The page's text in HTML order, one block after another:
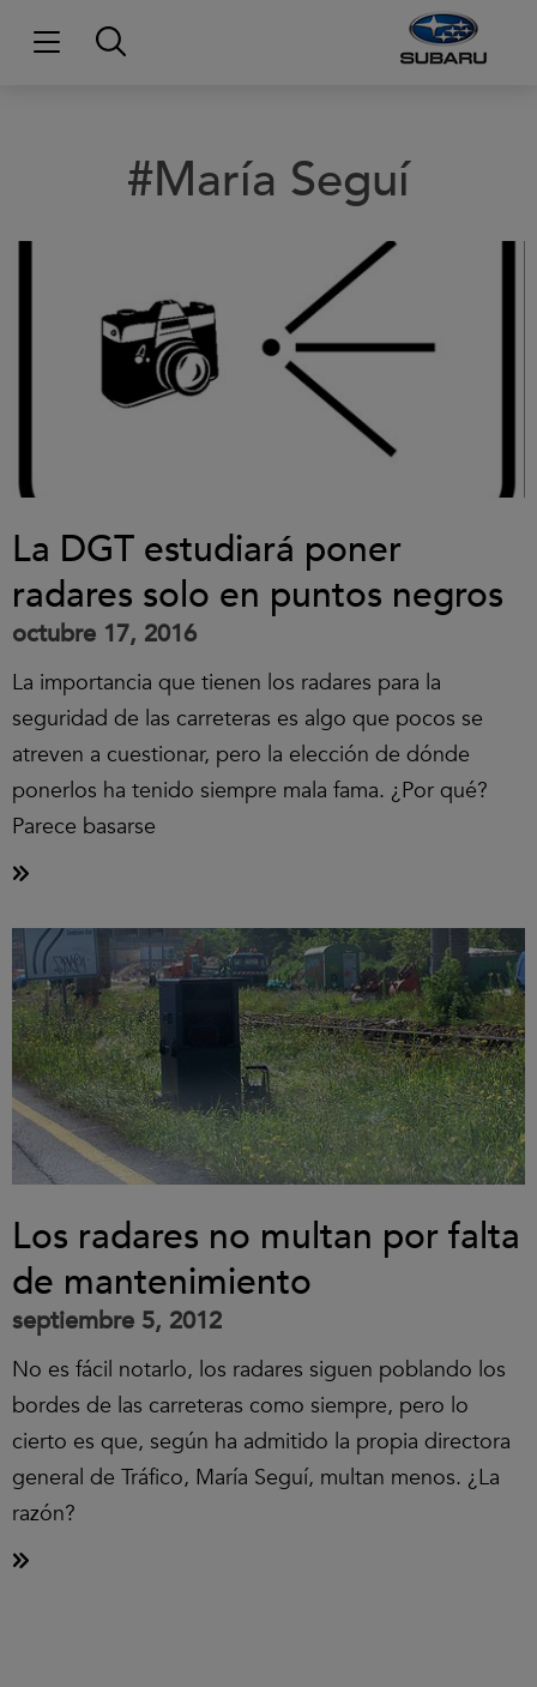
#María Seguí
La DGT estudiará poner
radares solo en puntos negros
octubre 17, 2016
La importancia que tienen los radares para la
seguridad de las carreteras es algo que pocos se
atreven a cuestionar, pero la elección de dónde
ponerlos ha tenido siempre mala fama. ¿Por qué?
Parece basarse
Los radares no multan por falta
de mantenimiento
septiembre 5, 2012
No es fácil notarlo, los radares siguen poblando los
bordes de las carreteras como siempre, pero lo
cierto es que, según ha admitido la propia directora
general de Tráfico, María Seguí, multan menos. ¿La
razón?